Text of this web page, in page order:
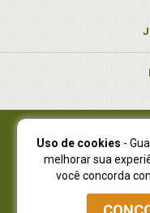
Juruá Editora
Juruá Informática
NOVO ENDEREÇO:R.
Curitiba -
Uso de cookies -
melhorar sua
você concorda